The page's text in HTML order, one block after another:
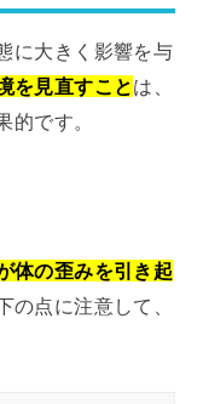
に大きく影響を与
を見直すことは、
的です。
体の歪みを引き起
の点に注意して、